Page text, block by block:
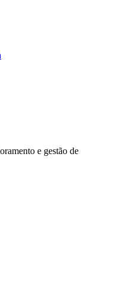
e gestão de